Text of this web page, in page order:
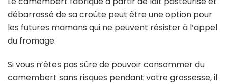
débarrassé de sa croûte peut être une option pour
les futures mamans qui ne peuvent résister à l’appel
du fromage.
Si vous n’êtes pas sûre de pouvoir consommer du
camembert sans risques pendant votre grossesse, il